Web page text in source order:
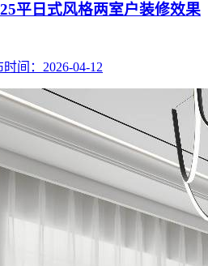
平日式风格两室户装修效果
时间：2026-04-12